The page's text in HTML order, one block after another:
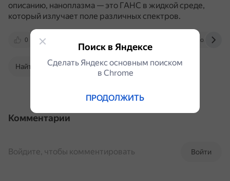
описанию, наноплазма — это ГАНС в жидкой среде,
который излучает поле различных спектров.
0 plazmanano.tilda.ws
Найти в Поиске
Комментарии
Войти
Войдите, чтобы комментировать
Поиск в Яндексе
Сделать Яндекс основным поиском
в Сhrome
ПРОДОЛЖИТЬ